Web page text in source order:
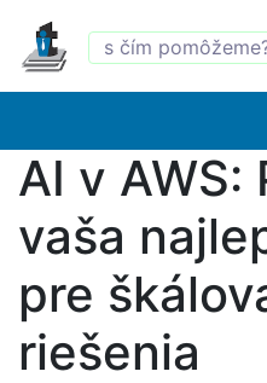
AI v AWS:
vaša
pre
riešenia